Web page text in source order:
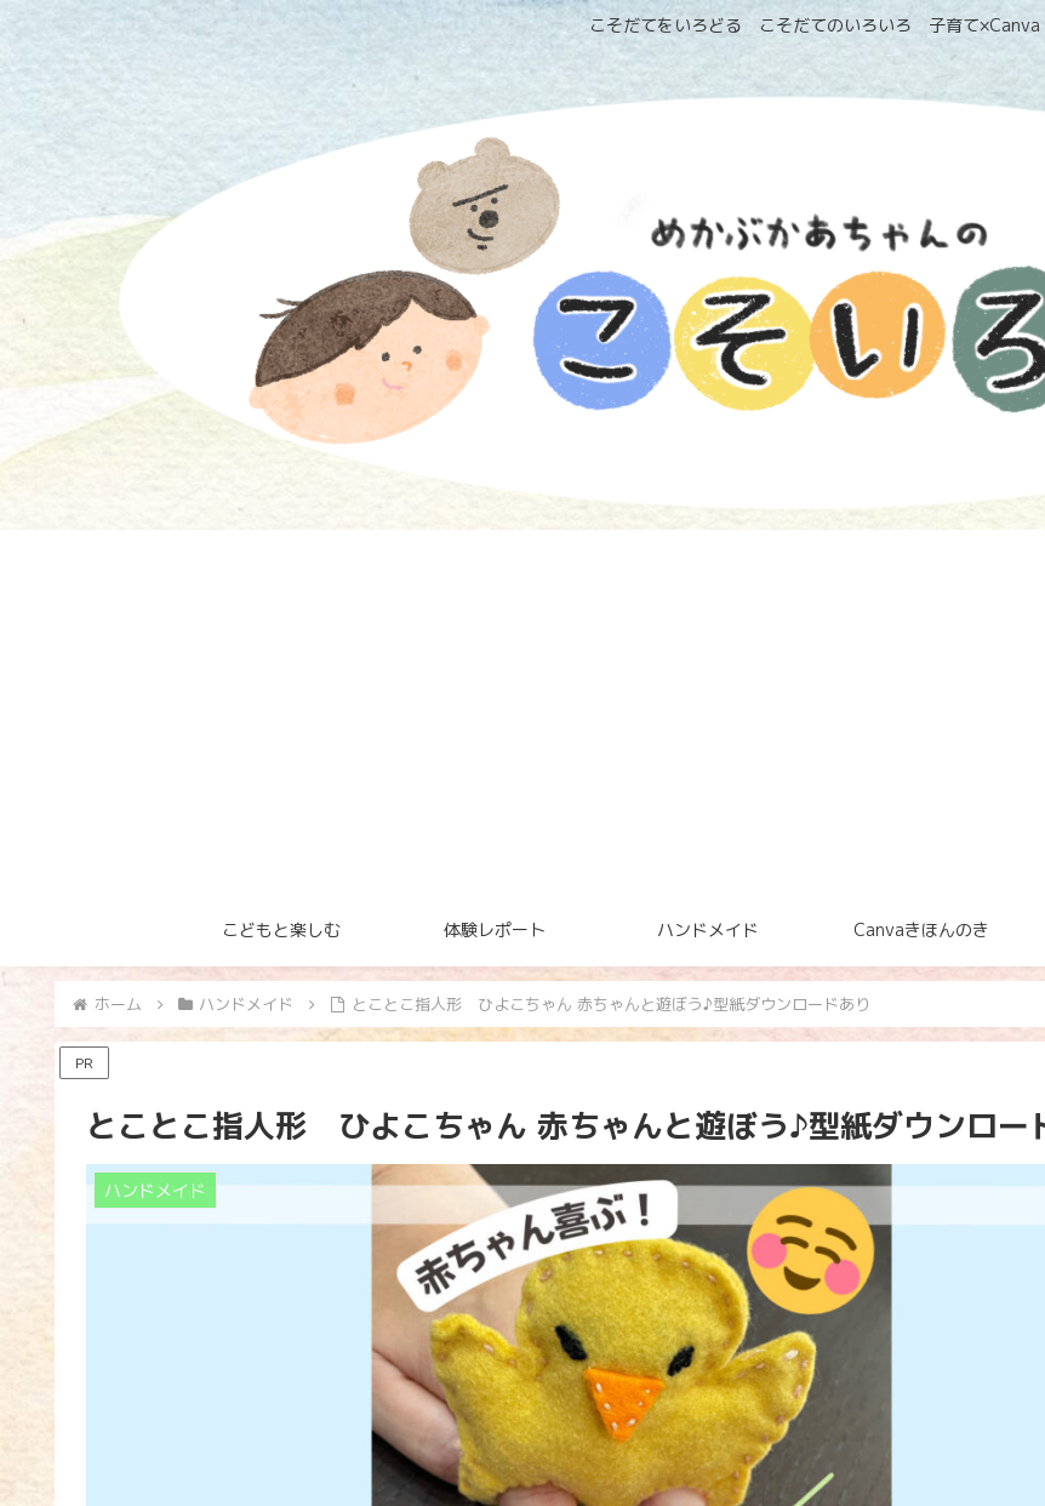
こそだてをいろどる こそだてのいろいろ 子育て×Canva
こどもと楽しむ 体験レポート ハンドメイド Canvaきほんのき
ホーム ハンドメイド とことこ指人形 ひよこちゃん 赤ちゃんと遊ぼう♪型紙ダウンロードあり
PR
とことこ指人形 ひよこちゃん 赤ちゃんと遊ぼう♪型紙ダウンロー
ハンドメイド